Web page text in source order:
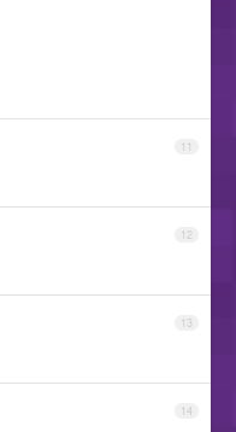
11
12
13
14